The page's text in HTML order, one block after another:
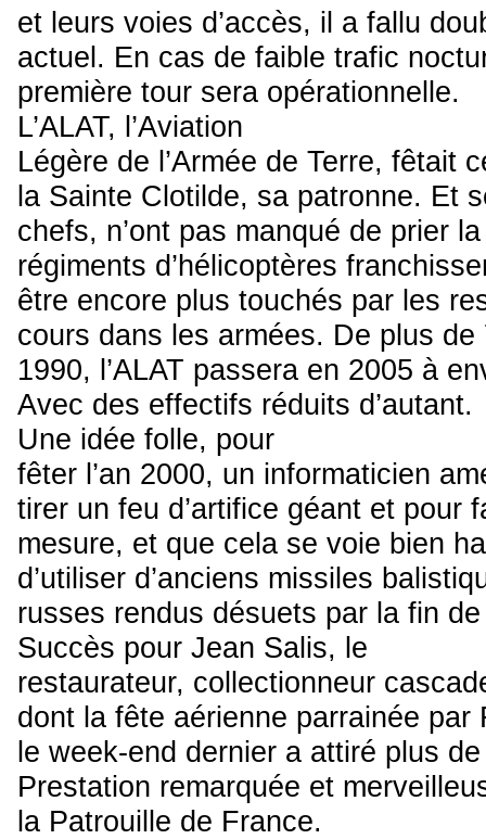
et leurs voies d’accès, il a fallu
actuel. En cas de faible trafic
première tour sera opérationnelle.
L’ALAT, l’Aviation
Légère de l’Armée de Terre, fêtait
la Sainte Clotilde, sa patronne. Et
chefs, n’ont pas manqué de prier
régiments d’hélicoptères
être encore plus touchés par les
cours dans les armées. De plus
1990, l’ALAT passera en 2005 à
Avec des effectifs réduits d’autant.
Une idée folle, pour
fêter l’an 2000, un informaticien
tirer un feu d’artifice géant et pour
mesure, et que cela se voie bien
d’utiliser d’anciens missiles
russes rendus désuets par la fin
Succès pour Jean Salis, le
restaurateur, collectionneur
dont la fête aérienne parrainée par
le week-end dernier a attiré plus
Prestation remarquée et
la Patrouille de France.